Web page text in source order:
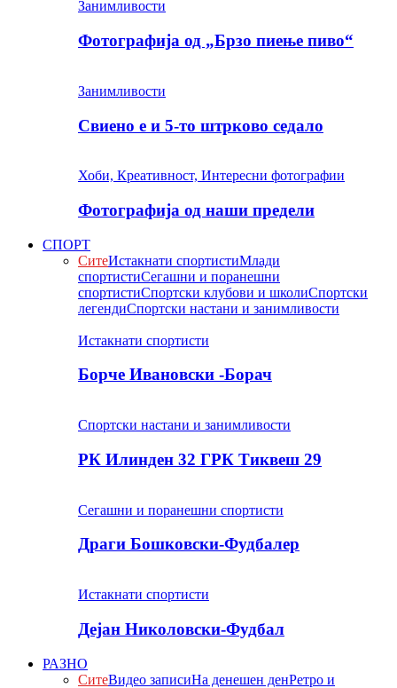
Занимливости
Фотографија од „Брзо пиење пиво“
Занимливости
Свиено е и 5-то штрково седало
Хоби, Креативност, Интересни фотографии
Фотографија од наши предели
СПОРТ
СитеИстакнати спортистиМлади
спортистиСегашни и поранешни
спортистиСпортски клубови и школиСпортски
легендиСпортски настани и занимливости
Истакнати спортисти
Борче Ивановски -Борач
Спортски настани и занимливости
РК Илинден 32 ГРК Тиквеш 29
Сегашни и поранешни спортисти
Драги Бошковски-Фудбалер
Истакнати спортисти
Дејан Николовски-Фудбал
РАЗНО
СитеВидео записиНа денешен денРетро и